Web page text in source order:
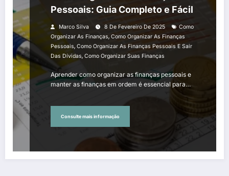
Pessoais: Guia Completo e Fácil
Marco Silva 8 De Fevereiro De 2025
Como
Organizar As Finanças, Como Organizar As Finanças
Pessoais, Como Organizar As Finanças Pessoais E Sair
Das Dívidas, Como Organizar Suas Finanças
Aprender como organizar as finanças pessoais e
manter as finanças em ordem é essencial para…
Consulte mais informação